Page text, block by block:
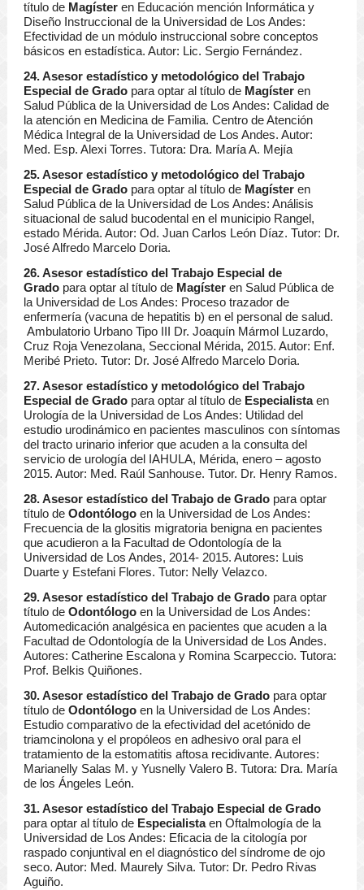
título de Magísteren Educación mención Informática y
Diseño Instruccional de la Universidad de Los Andes:
Efectividad de un módulo instruccional sobre conceptos
básicos en estadística. Autor: Lic. Sergio Fernández.
24. Asesor estadístico y metodológico del Trabajo
Especial de Gradopara optar al título de Magísteren
Salud Pública de la Universidad de Los Andes: Calidad de
la atención en Medicina de Familia. Centro de Atención
Médica Integral de la Universidad de Los Andes. Autor:
Med. Esp. Alexi Torres. Tutora: Dra. María A. Mejía
25. Asesor estadístico y metodológico del Trabajo
Especial de Grado para optar al título de Magísteren
Salud Pública de la Universidad de Los Andes: Análisis
situacional de salud bucodental en el municipio Rangel,
estado Mérida. Autor: Od. Juan Carlos León Díaz. Tutor: Dr.
José Alfredo Marcelo Doria.
26. Asesor estadístico del Trabajo Especial de
Gradopara optar al título de Magísteren Salud Pública de
la Universidad de Los Andes: Proceso trazador de
enfermería (vacuna de hepatitis b) en el personal de salud.
Ambulatorio Urbano Tipo III Dr. Joaquín Mármol Luzardo,
Cruz Roja Venezolana, Seccional Mérida, 2015. Autor: Enf.
Meribé Prieto. Tutor: Dr. José Alfredo Marcelo Doria.
27. Asesor estadístico y metodológico del Trabajo
Especial de Grado para optar al título de Especialistaen
Urología de la Universidad de Los Andes: Utilidad del
estudio urodinámico en pacientes masculinos con síntomas
del tracto urinario inferior que acuden a la consulta del
servicio de urología del IAHULA, Mérida, enero – agosto
2015. Autor: Med. Raúl Sanhouse. Tutor. Dr. Henry Ramos.
28. Asesor estadístico del Trabajo de Gradopara optar
título de Odontólogoen la Universidad de Los Andes:
Frecuencia de la glositis migratoria benigna en pacientes
que acudieron a la Facultad de Odontología de la
Universidad de Los Andes, 2014- 2015. Autores: Luis
Duarte y Estefani Flores. Tutor: Nelly Velazco.
29. Asesor estadístico del Trabajo de Gradopara optar
título de Odontólogoen la Universidad de Los Andes:
Automedicación analgésica en pacientes que acuden a la
Facultad de Odontología de la Universidad de Los Andes.
Autores: Catherine Escalona y Romina Scarpeccio. Tutora:
Prof. Belkis Quiñones.
30. Asesor estadístico del Trabajo de Gradopara optar
título de Odontólogoen la Universidad de Los Andes:
Estudio comparativo de la efectividad del acetónido de
triamcinolona y el propóleos en adhesivo oral para el
tratamiento de la estomatitis aftosa recidivante. Autores:
Marianelly Salas M. y Yusnelly Valero B. Tutora: Dra. María
de los Ángeles León.
31. Asesor estadístico del Trabajo Especial de Grado
para optar al título de Especialistaen Oftalmología de la
Universidad de Los Andes: Eficacia de la citología por
raspado conjuntival en el diagnóstico del síndrome de ojo
seco. Autor: Med. Maurely Silva. Tutor: Dr. Pedro Rivas
Aguiño.